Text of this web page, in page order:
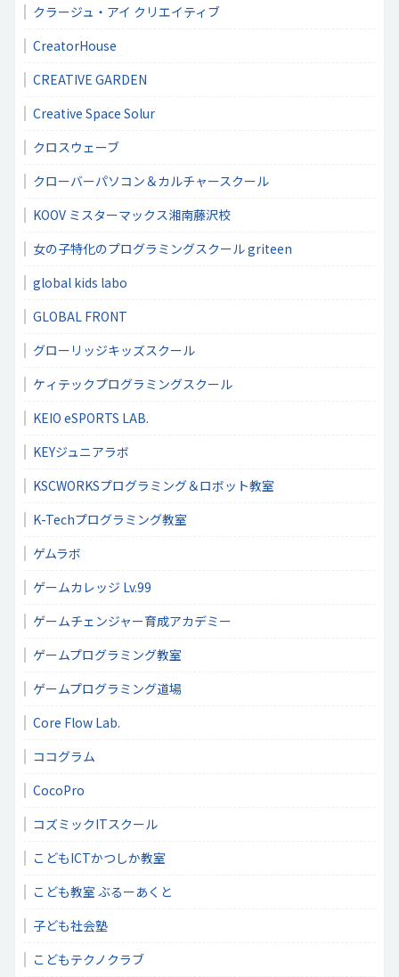
クラージュ・アイ クリエイティブ
CreatorHouse
CREATIVE GARDEN
Creative Space Solur
クロスウェーブ
クローバーパソコン＆カルチャースクール
KOOV ミスターマックス湘南藤沢校
女の子特化のプログラミングスクール griteen
global kids labo
GLOBAL FRONT
グローリッジキッズスクール
ケィテックプログラミングスクール
KEIO eSPORTS LAB.
KEYジュニアラボ
KSCWORKSプログラミング＆ロボット教室
K-Techプログラミング教室
ゲムラボ
ゲームカレッジ Lv.99
ゲームチェンジャー育成アカデミー
ゲームプログラミング教室
ゲームプログラミング道場
Core Flow Lab.
ココグラム
CocoPro
コズミックITスクール
こどもICTかつしか教室
こども教室 ぶるーあくと
子ども社会塾
こどもテクノクラブ